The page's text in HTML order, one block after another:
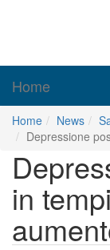
Home
Home News
Depressione
in